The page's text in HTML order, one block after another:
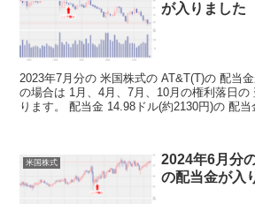
が入りました
2023年7月分の 米国株式の AT&T(T)の 配当
の場合は 1月、4月、7月、10月の権利落日の
ります。 配当金 14.98ドル(約2130円)の 配当
米国株式
2024年6月分
の配当金が入